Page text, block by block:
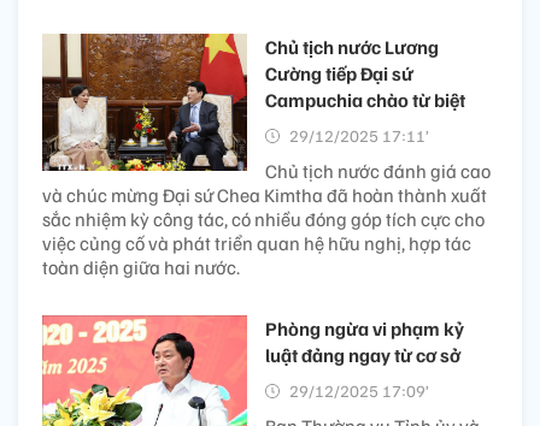
Chủ tịch nước Lương
Cường tiếp Đại sứ
Campuchia chào từ biệt
29/12/2025 17:11’
Chủ tịch nước đánh giá cao
và chúc mừng Đại sứ Chea Kimtha đã hoàn thành xuất
sắc nhiệm kỳ công tác, có nhiều đóng góp tích cực cho
việc củng cố và phát triển quan hệ hữu nghị, hợp tác
toàn diện giữa hai nước.
Phòng ngừa vi phạm kỷ
luật đảng ngay từ cơ sở
29/12/2025 17:09’